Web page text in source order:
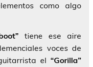
como algo
tiene ese aire
voces de
el“Gorilla”